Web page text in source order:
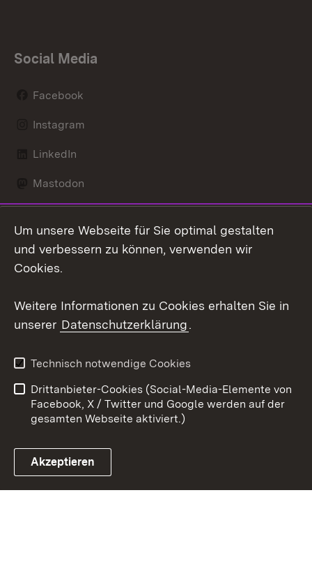
Social Media
Facebook
Instagram
LinkedIn
Mastodon
X / Twitter
Youtube
Link zum Landesportal
Kontakt
Datenschutz
Barrierefreiheit
Impressum Cookies
Um unsere Webseite für Sie optimal gestalten
und verbessern zu können, verwenden wir
Cookies.
Weitere Informationen zu Cookies erhalten Sie in
unserer Datenschutzerklärung.
Technisch notwendige Cookies
Drittanbieter-Cookies (Social-Media-Elemente von
Facebook, X / Twitter und Google werden auf der
gesamten Webseite aktiviert.)
Akzeptieren